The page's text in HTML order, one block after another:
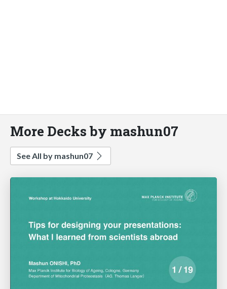
More Decks by mashun07
See All by mashun07